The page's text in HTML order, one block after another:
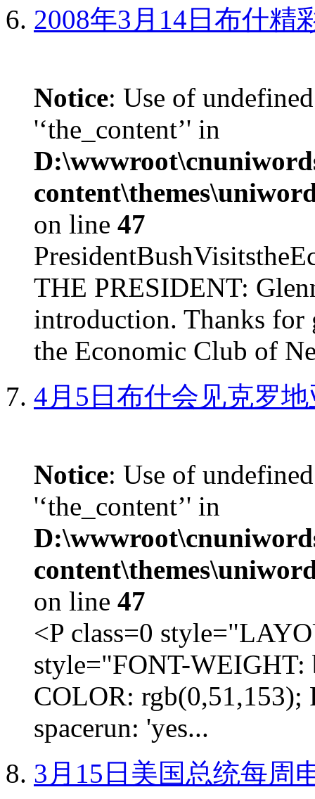
2008年3月14日布什精
Notice: Use of
'‘the_content’' in
on line 47
THE PRESIDENT:
introduction. Thanks for
the Economic Club of
4月5日布什会见克罗
Notice: Use of
'‘the_content’' in
on line 47
<P class=0
style="FONT-
COLOR:
spacerun: 'yes...
3月15日美国总统每周